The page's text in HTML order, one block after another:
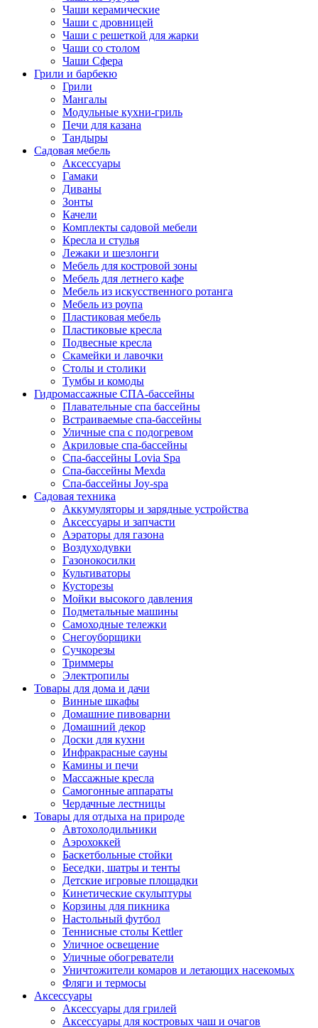
Чаши керамические
Чаши с дровницей
Чаши с решеткой для жарки
Чаши со столом
Чаши Сфера
Грили и барбекю
Грили
Мангалы
Модульные кухни-гриль
Печи для казана
Тандыры
Садовая мебель
Аксессуары
Гамаки
Диваны
Зонты
Качели
Комплекты садовой мебели
Кресла и стулья
Лежаки и шезлонги
Мебель для костровой зоны
Мебель для летнего кафе
Мебель из искусственного ротанга
Мебель из роупа
Пластиковая мебель
Пластиковые кресла
Подвесные кресла
Скамейки и лавочки
Столы и столики
Тумбы и комоды
Гидромассажные СПА-бассейны
Плавательные спа бассейны
Встраиваемые спа-бассейны
Уличные спа с подогревом
Акриловые спа-бассейны
Спа-бассейны Lovia Spa
Спа-бассейны Mexda
Спа-бассейны Joy-spa
Садовая техника
Аккумуляторы и зарядные устройства
Аксессуары и запчасти
Аэраторы для газона
Воздуходувки
Газонокосилки
Культиваторы
Кусторезы
Мойки высокого давления
Подметальные машины
Самоходные тележки
Снегоуборщики
Сучкорезы
Триммеры
Электропилы
Товары для дома и дачи
Винные шкафы
Домашние пивоварни
Домашний декор
Доски для кухни
Инфракрасные сауны
Камины и печи
Массажные кресла
Самогонные аппараты
Чердачные лестницы
Товары для отдыха на природе
Автохолодильники
Аэрохоккей
Баскетбольные стойки
Беседки, шатры и тенты
Детские игровые площадки
Кинетические скульптуры
Корзины для пикника
Настольный футбол
Теннисные столы Kettler
Уличное освещение
Уличные обогреватели
Уничтожители комаров и летающих насекомых
Фляги и термосы
Аксессуары
Аксессуары для грилей
Аксессуары для костровых чаш и очагов